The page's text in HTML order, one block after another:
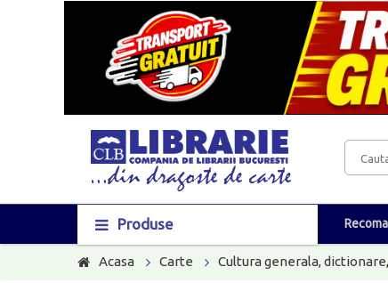
Produse
Acasa Carte Cultura generala,